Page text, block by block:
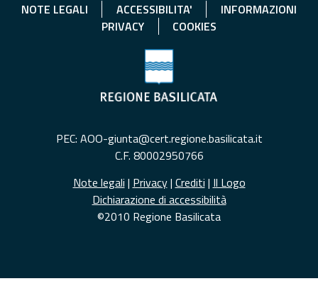
NOTE LEGALI ACCESSIBILITA'
INFORMAZIONI
PRIVACY
COOKIES
PEC: AOO-giunta@cert.regione.basilicata.it
C.F. 80002950766
Note legali | Privacy| Crediti | Il Logo
Dichiarazione di accessibilità
©2010 Regione Basilicata